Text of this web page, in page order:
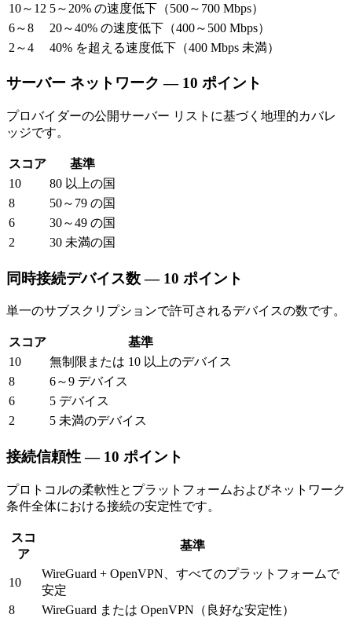
10～12 5～20% の速度低下（500～700 Mbps）
6～8
20～40% の速度低下（400～500 Mbps）
2～4
40% を超える速度低下（400 Mbps 未満）
サーバー ネットワーク — 10 ポイント
プロバイダーの公開サーバー リストに基づく地理的カバレ
ッジです。
スコア
基準
10
80 以上の国
8
50～79 の国
6
30～49 の国
2
30 未満の国
同時接続デバイス数 — 10 ポイント
単一のサブスクリプションで許可されるデバイスの数です。
スコア
基準
10
無制限または 10 以上のデバイス
8
6～9 デバイス
6
5 デバイス
2
5 未満のデバイス
接続信頼性 — 10 ポイント
プロトコルの柔軟性とプラットフォームおよびネットワーク
条件全体における接続の安定性です。
スコ
ア
基準
10
WireGuard + OpenVPN、すべてのプラットフォームで
安定
8
WireGuard または OpenVPN（良好な安定性）